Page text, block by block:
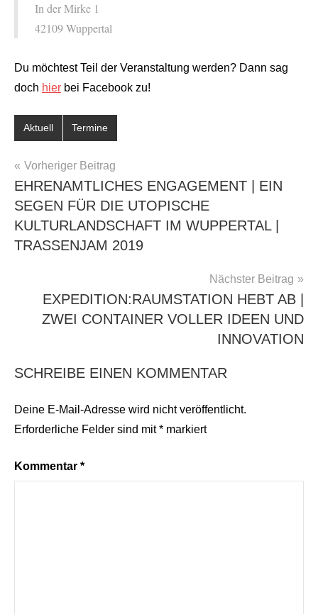
In der Mirke 1
42109 Wuppertal
Du möchtest Teil der Veranstaltung werden? Dann sag
doch hier bei Facebook zu!
Aktuell Termine
BEITRAGSNAVIGATION
Vorheriger Beitrag
EHRENAMTLICHES ENGAGEMENT | EIN
SEGEN FÜR DIE UTOPISCHE
KULTURLANDSCHAFT IM WUPPERTAL |
TRASSENJAM 2019
Nächster Beitrag
EXPEDITION:RAUMSTATION HEBT AB |
ZWEI CONTAINER VOLLER IDEEN UND
INNOVATION
SCHREIBE EINEN KOMMENTAR
Deine E-Mail-Adresse wird nicht veröffentlicht.
Erforderliche Felder sind mit* markiert
Kommentar *